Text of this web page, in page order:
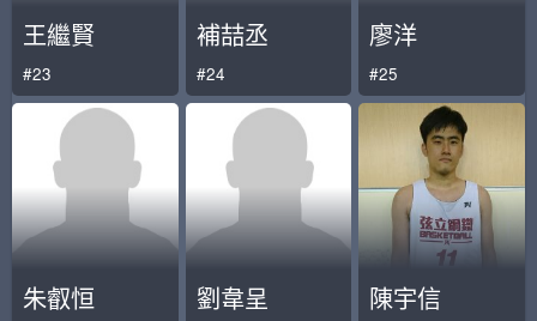
王繼賢
#23
補喆丞
#24
廖洋
#25
朱叡恒 劉韋呈 陳宇信